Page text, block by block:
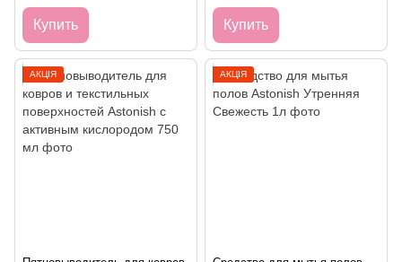
Купить Купить
АКЦІЯ АКЦІЯ